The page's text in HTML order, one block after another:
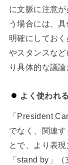
に文脈に注意
う場合には、
明確にしてお
やスタンスな
り具体的な議論
よく使われ
「President
でなく、関連
とで、より表
「stand by」